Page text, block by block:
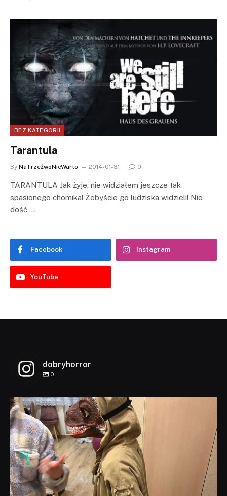
BEZ KATEGORII
Tarantula
By NaTrzeźwoNieWarto 2014-01-31 0
TARANTULA Jak żyje, nie widziałem jeszcze tak
spasionego chomika! Żebyście go ludziska widzieli! Nie
dość,…
Facebook Instagram
YouTube
dobryhorror
0
dobryhorror
Lis 1